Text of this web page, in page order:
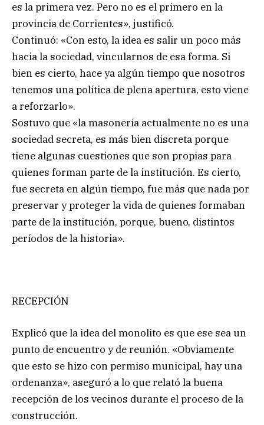
es la primera vez. Pero no es el primero en la
provincia de Corrientes», justificó.
Continuó: «Con esto, la idea es salir un poco más
hacia la sociedad, vincularnos de esa forma. Si
bien es cierto, hace ya algún tiempo que nosotros
tenemos una política de plena apertura, esto viene
a reforzarlo».
Sostuvo que «la masonería actualmente no es una
sociedad secreta, es más bien discreta porque
tiene algunas cuestiones que son propias para
quienes forman parte de la institución. Es cierto,
fue secreta en algún tiempo, fue más que nada por
preservar y proteger la vida de quienes formaban
parte de la institución, porque, bueno, distintos
períodos de la historia».
RECEPCIÓN
Explicó que la idea del monolito es que ese sea un
punto de encuentro y de reunión. «Obviamente
que esto se hizo con permiso municipal, hay una
ordenanza», aseguró a lo que relató la buena
recepción de los vecinos durante el proceso de la
construcción.